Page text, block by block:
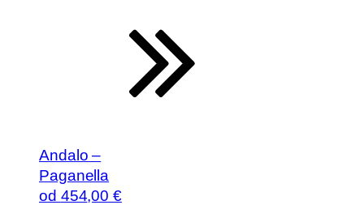
Andalo –
Paganella
od 454,00 €